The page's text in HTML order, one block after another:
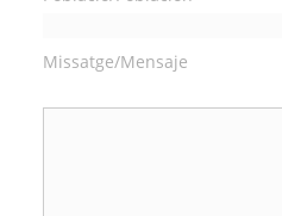
Missatge/Mensaje